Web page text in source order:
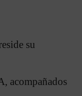
su
acompañados